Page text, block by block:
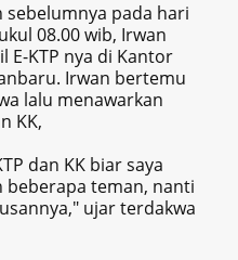
sebelumnya pada hari
08.00 wib, Irwan
E-KTP nya di Kantor
Irwan bertemu
lalu menawarkan
KK,
dan KK biar saya
beberapa teman, nanti
ujar terdakwa